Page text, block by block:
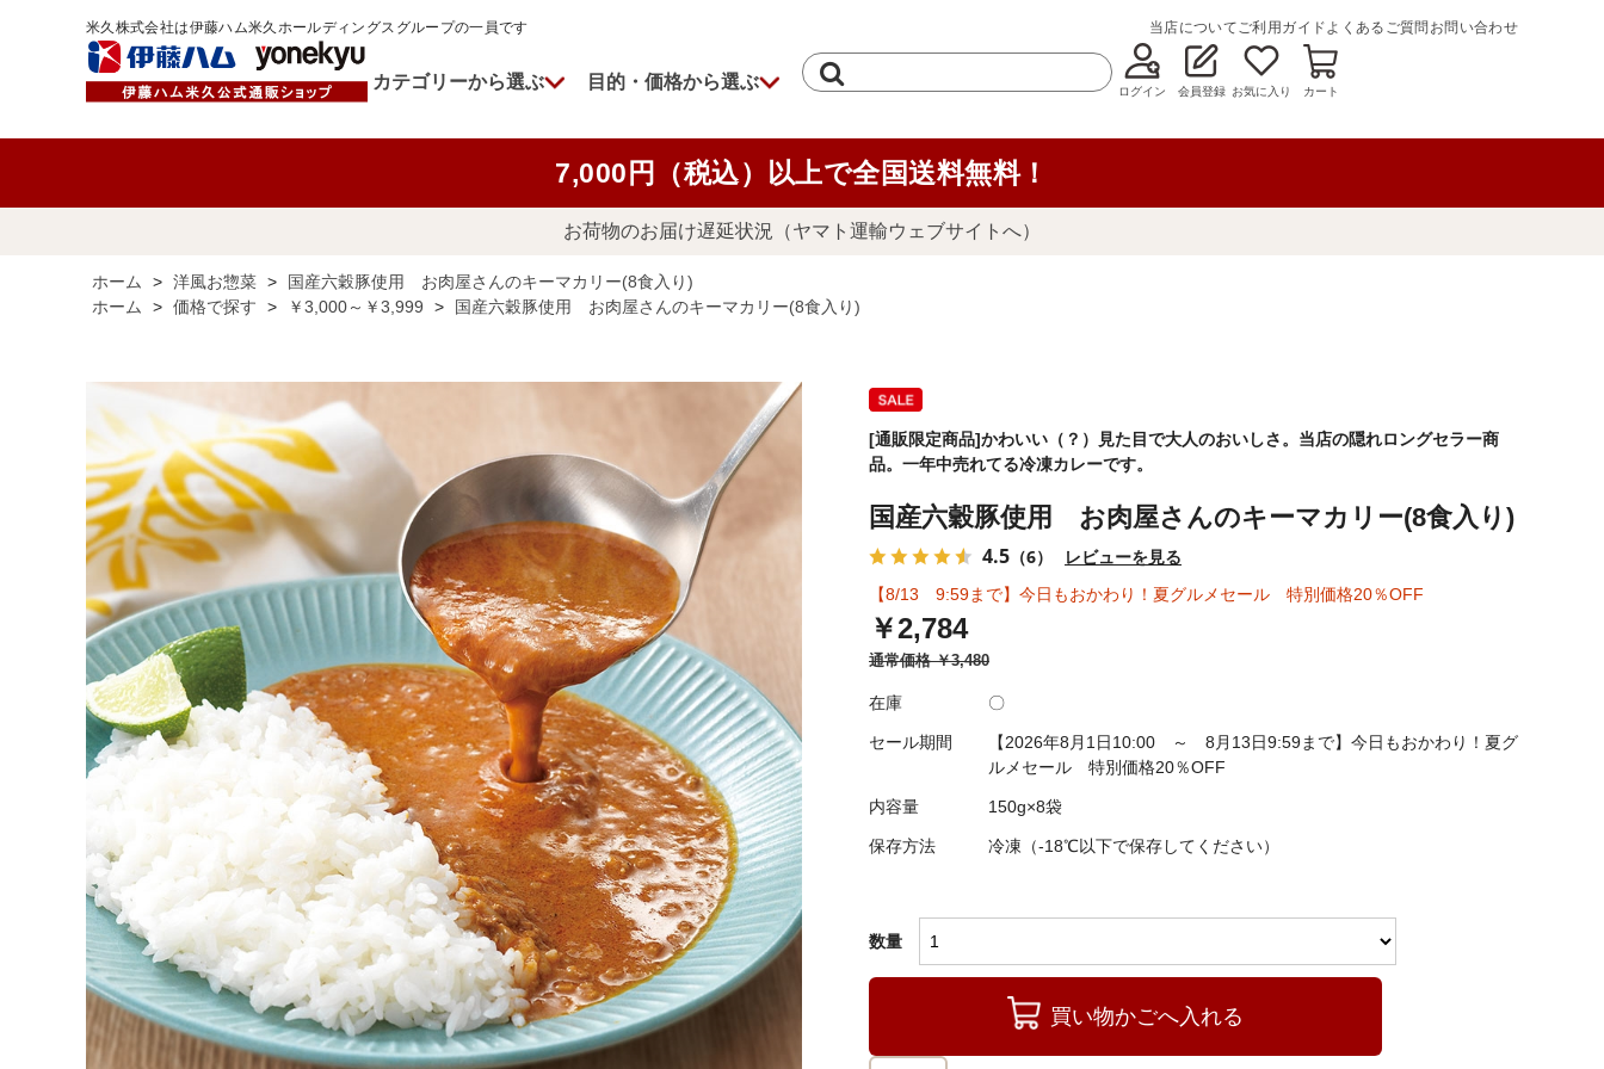
米久株式会社は伊藤ハム米久ホールディングスグループの一員です 当店についてご利用ガイドよくあるご質問 お問い合わせ
カテゴリーから選ぶ 目的・価格から選ぶ ログイン 会員登録 お気に入り カート
7,000円（税込）以上で全国送料無料！
お荷物のお届け遅延状況（ヤマト運輸ウェブサイトへ）
ホーム > 洋風お惣菜 >
国産六穀豚使用 お肉屋さんのキーマカリー(8食入り)
ホーム
> 価格で探す > ￥3,000～￥3,999 > 国産六穀豚使用 お肉屋さんのキーマカリー(8食入り)
[通販限定商品]かわいい（？）見た目で大人のおいしさ。当店の隠れロングセラー商
品。一年中売れてる冷凍カレーです。
国産六穀豚使用 お肉屋さんのキーマカリー(8食入り)
4.5 （6） レビューを見る
【8/13 9:59まで】今日もおかわり！夏グルメセール 特別価格20％OFF
￥2,784
通常価格￥3,480
在庫 〇
セール期間
【2026年8月1日10:00 ～ 8月13日9:59まで】今日もおかわり！夏グ
ルメセール 特別価格20％OFF
内容量 150g×8袋
保存方法 冷凍（-18℃以下で保存してください）
数量
買い物かごへ入れる